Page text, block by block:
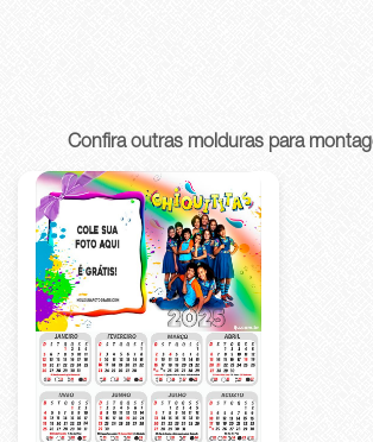
Confira outras molduras para